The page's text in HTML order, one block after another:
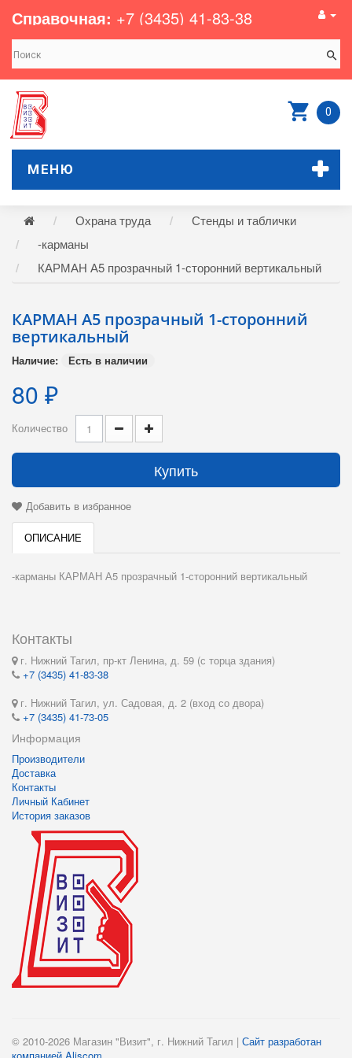
Справочная: +7 (3435) 41-83-38
0
МЕНЮ
Охрана труда
Стенды и таблички
-карманы
КАРМАН А5 прозрачный 1-сторонний вертикальный
КАРМАН А5 прозрачный 1-сторонний
вертикальный
Наличие: Есть в наличии
80 ₽
Количество
Купить
Добавить в избранное
ОПИСАНИЕ
-карманы КАРМАН А5 прозрачный 1-сторонний вертикальный
Контакты
г. Нижний Тагил, пр-кт Ленина, д. 59 (с торца здания)
+7 (3435) 41-83-38
г. Нижний Тагил, ул. Садовая, д. 2 (вход со двора)
+7 (3435) 41-73-05
Информация
Производители
Доставка
Контакты
Личный Кабинет
История заказов
© 2010-2026 Магазин "Визит", г. Нижний Тагил | Сайт разработан